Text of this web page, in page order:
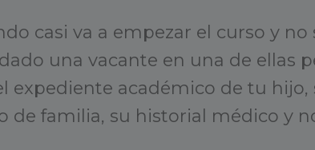
casi va a empezar el curso y
una vacante en una de ellas
expediente académico de tu hijo,
de familia, su historial médico y